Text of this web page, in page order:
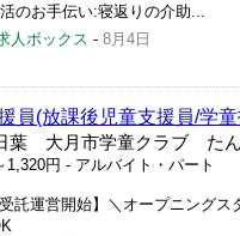
のお手伝い:寝返りの介助...
人ボックス - 8月4日
員(放課後児童支援員/学
葉 大月市学童クラブ た
1,320円 - アルバイト・パート
受託運営開始】＼オープニング